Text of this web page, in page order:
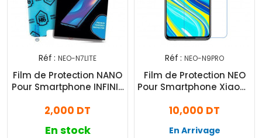
Réf : NEO-N7LITE
Film de Protection NANO
Pour Smartphone INFINIX
2,000 DT
En stock
Réf : NEO-N9PRO
Film de Protection NEO
Pour Smartphone Xiaomi
10,000 DT
En Arrivage